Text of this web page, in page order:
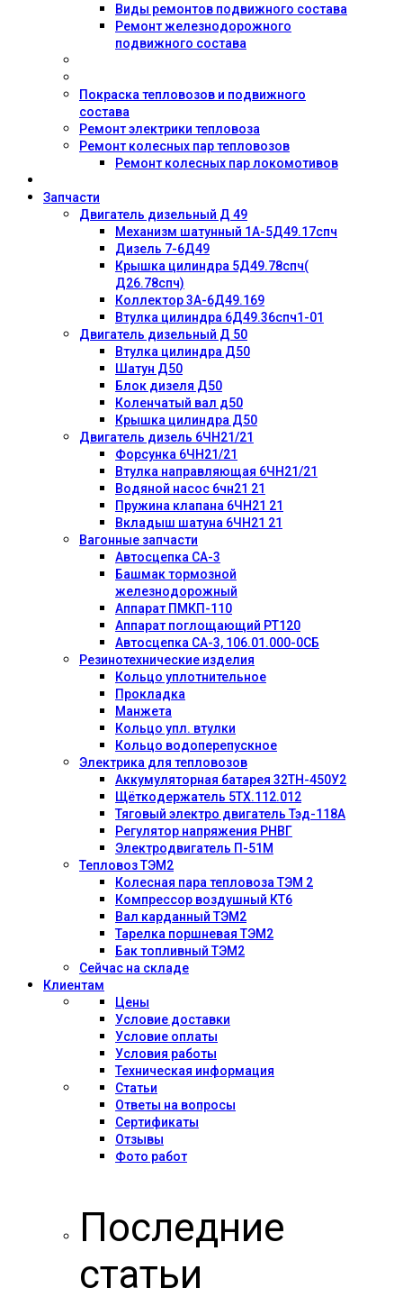
Виды ремонтов подвижного состава
Ремонт железнодорожного
подвижного состава
Покраска тепловозов и подвижного
состава
Ремонт электрики тепловоза
Ремонт колесных пар тепловозов
Ремонт колесных пар локомотивов
Запчасти
Двигатель дизельный Д 49
Механизм шатунный 1А-5Д49.17спч
Дизель 7-6Д49
Крышка цилиндра 5Д49.78спч(
Д26.78спч)
Коллектор 3А-6Д49.169
Втулка цилиндра 6Д49.36спч1-01
Двигатель дизельный Д 50
Втулка цилиндра Д50
Шатун Д50
Блок дизеля Д50
Коленчатый вал д50
Крышка цилиндра Д50
Двигатель дизель 6ЧН21/21
Форсунка 6ЧН21/21
Втулка направляющая 6ЧН21/21
Водяной насос 6чн21 21
Пружина клапана 6ЧН21 21
Вкладыш шатуна 6ЧН21 21
Вагонные запчасти
Автосцепка СА-3
Башмак тормозной
железнодорожный
Аппарат ПМКП-110
Аппарат поглощающий РТ120
Автосцепка СА-3, 106.01.000-0СБ
Резинотехнические изделия
Кольцо уплотнительное
Прокладка
Манжета
Кольцо упл. втулки
Кольцо водоперепускное
Электрика для тепловозов
Аккумуляторная батарея 32ТН-450У2
Щёткодержатель 5ТХ.112.012
Тяговый электро двигатель Тэд-118А
Регулятор напряжения РНВГ
Электродвигатель П-51М
Тепловоз ТЭМ2
Колесная пара тепловоза ТЭМ 2
Компрессор воздушный КТ6
Вал карданный ТЭМ2
Тарелка поршневая ТЭМ2
Бак топливный ТЭМ2
Сейчас на складе
Клиентам
Цены
Условие доставки
Условие оплаты
Условия работы
Техническая информация
Статьи
Ответы на вопросы
Сертификаты
Отзывы
Фото работ
Последние
статьи